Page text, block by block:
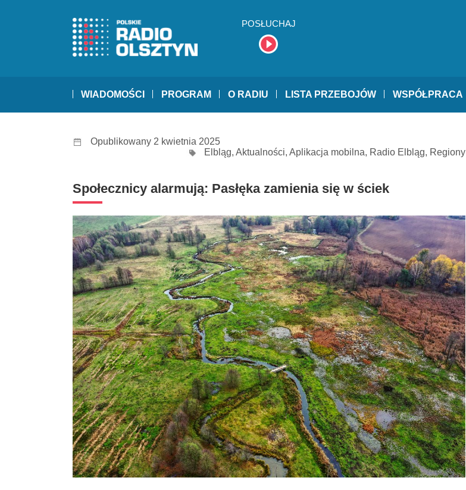
POSŁUCHAJ
WIADOMOŚCI PROGRAM O RADIU LISTA PRZEBOJÓW WSPÓŁPRACA
Opublikowany 2 kwietnia 2025
Elbląg, Aktualności, Aplikacja mobilna, Radio Elbląg, Regiony
Społecznicy alarmują: Pasłęka zamienia się w ściek